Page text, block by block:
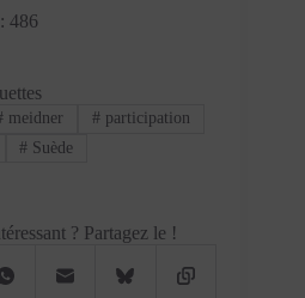
486
meidner # participation
# Suède
? Partagez le !